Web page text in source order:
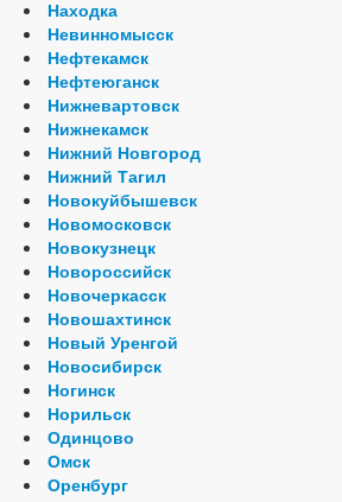
Находка
Невинномысск
Нефтекамск
Нефтеюганск
Нижневартовск
Нижнекамск
Нижний Новгород
Нижний Тагил
Новокуйбышевск
Новомосковск
Новокузнецк
Новороссийск
Новочеркасск
Новошахтинск
Новый Уренгой
Новосибирск
Ногинск
Норильск
Одинцово
Омск
Оренбург